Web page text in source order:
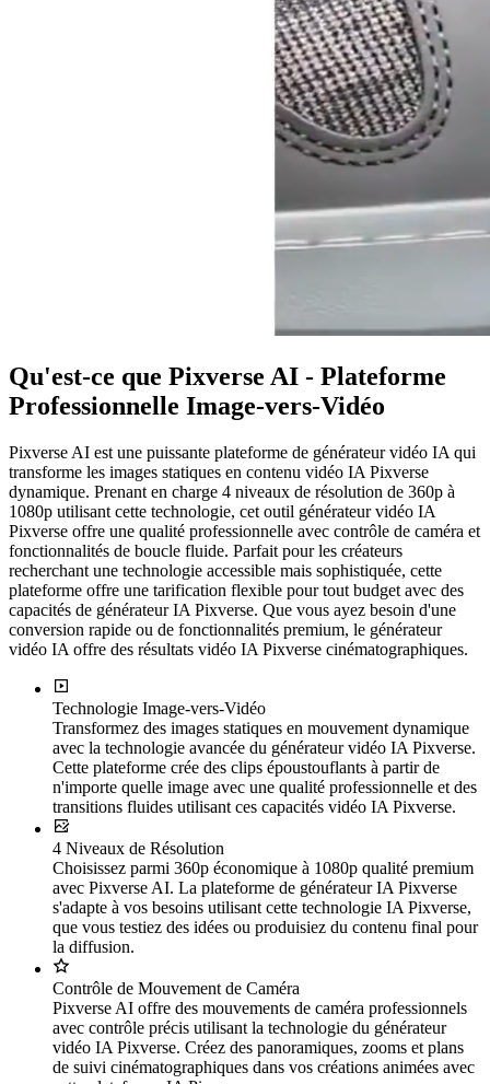
Qu'est-ce que Pixverse AI - Plateforme
Professionnelle Image-vers-Vidéo
Pixverse AI est une puissante plateforme de générateur vidéo IA qui
transforme les images statiques en contenu vidéo IA Pixverse
dynamique. Prenant en charge 4 niveaux de résolution de 360p à
1080p utilisant cette technologie, cet outil générateur vidéo IA
Pixverse offre une qualité professionnelle avec contrôle de caméra et
fonctionnalités de boucle fluide. Parfait pour les créateurs
recherchant une technologie accessible mais sophistiquée, cette
plateforme offre une tarification flexible pour tout budget avec des
capacités de générateur IA Pixverse. Que vous ayez besoin d'une
conversion rapide ou de fonctionnalités premium, le générateur
vidéo IA offre des résultats vidéo IA Pixverse cinématographiques.
Technologie Image-vers-Vidéo
Transformez des images statiques en mouvement dynamique
avec la technologie avancée du générateur vidéo IA Pixverse.
Cette plateforme crée des clips époustouflants à partir de
n'importe quelle image avec une qualité professionnelle et des
transitions fluides utilisant ces capacités vidéo IA Pixverse.
4 Niveaux de Résolution
Choisissez parmi 360p économique à 1080p qualité premium
avec Pixverse AI. La plateforme de générateur IA Pixverse
s'adapte à vos besoins utilisant cette technologie IA Pixverse,
que vous testiez des idées ou produisiez du contenu final pour
la diffusion.
Contrôle de Mouvement de Caméra
Pixverse AI offre des mouvements de caméra professionnels
avec contrôle précis utilisant la technologie du générateur
vidéo IA Pixverse. Créez des panoramiques, zooms et plans
de suivi cinématographiques dans vos créations animées avec